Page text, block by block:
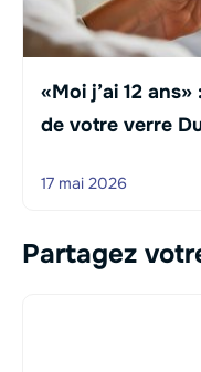
«Moi j’ai 12
de votre verre
17 mai 2026
Partagez